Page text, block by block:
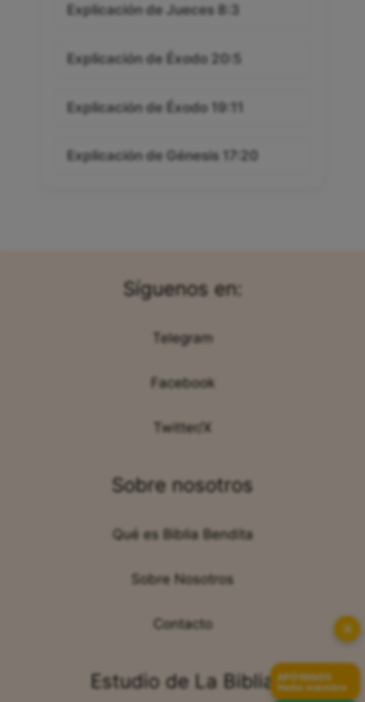
Explicación de Jueces 8:3
Explicación de Éxodo 20:5
Explicación de Éxodo 19:11
Explicación de Génesis 17:20
Síguenos en:
Telegram
Facebook
Twitter/X
Sobre nosotros
Qué es Biblia Bendita
Sobre Nosotros
Contacto
Estudio de La Biblia
✕
APÓYANOS
Hazte miembro